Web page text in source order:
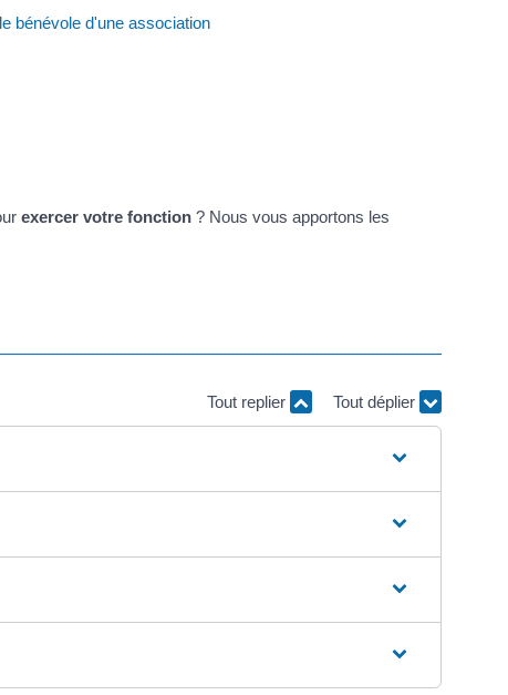
bénévole d'une association
exercer votre fonction ? Nous vous apportons les
Tout replier Tout déplier